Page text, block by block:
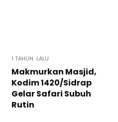
1 TAHUN LALU
Makmurkan Masjid,
Kodim 1420/Sidrap
Gelar Safari Subuh
Rutin